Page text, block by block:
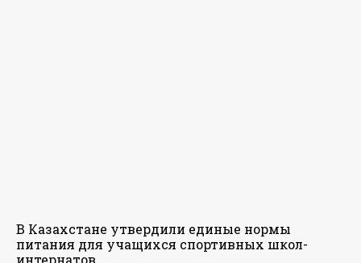
В Казахстане утвердили единые нормы
питания для учащихся спортивных школ-
интернатов